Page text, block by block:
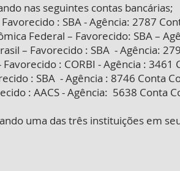
nas seguintes contas bancárias;
: SBA - Agência: 2787
Federal – Favorecido: SBA –
– Favorecido : SBA - Agência:
Favorecido : CORBI - Agência :
: SBA - Agência : 8746 Conta
: AACS - Agência: 5638 Conta
uma das três instituições em